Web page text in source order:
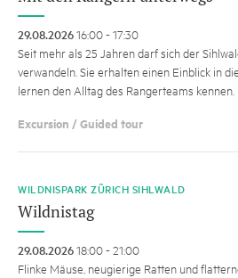
29.08.202616:00 - 17:30
Seit mehr als 25 Jahren darf sich der
verwandeln. Sie erhalten einen Einblick in
lernen den Alltag des Rangerteams kennen.
Excursion / Guided tour
WILDNISPARK ZÜRICH SIHLWALD
Wildnistag
29.08.202618:00 - 21:00
Flinke Mäuse, neugierige Ratten und